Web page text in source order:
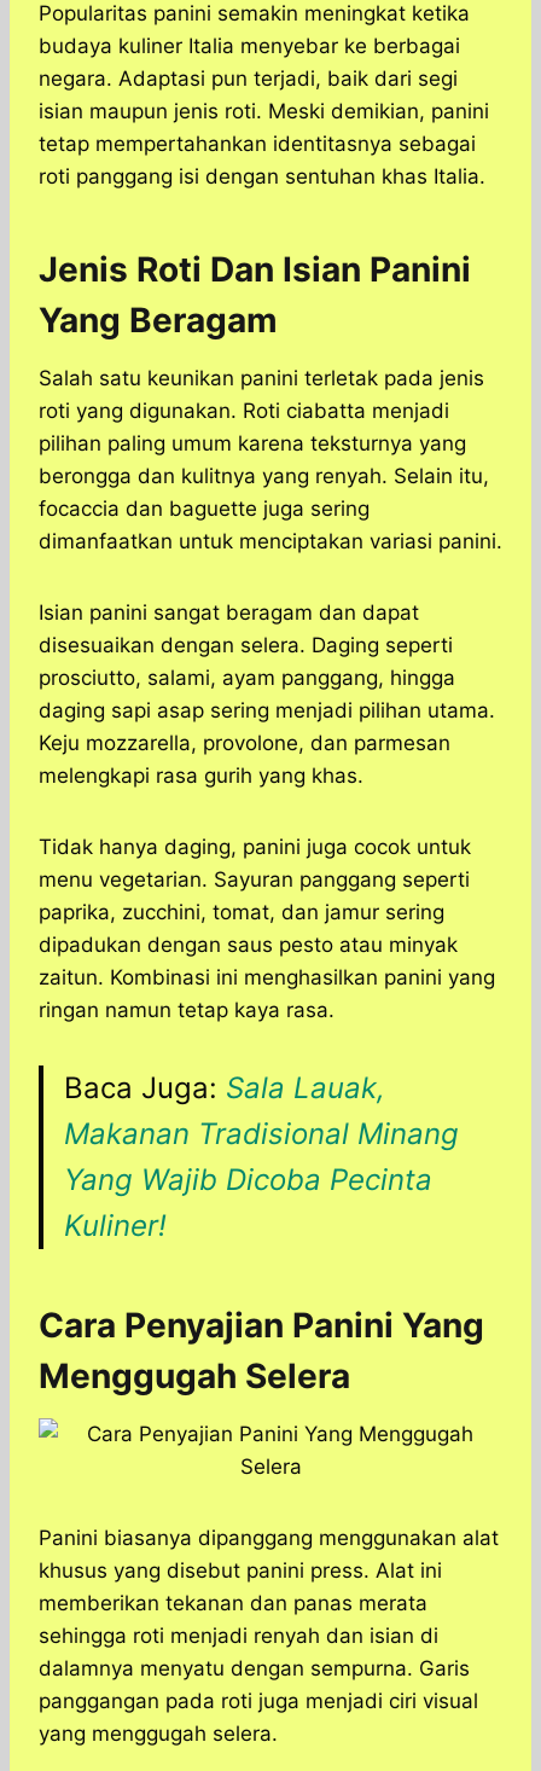
Popularitas panini semakin meningkat ketika
budaya kuliner Italia menyebar ke berbagai
negara. Adaptasi pun terjadi, baik dari segi
isian maupun jenis roti. Meski demikian, panini
tetap mempertahankan identitasnya sebagai
roti panggang isi dengan sentuhan khas Italia.
Jenis Roti Dan Isian Panini
Yang Beragam
Salah satu keunikan panini terletak pada jenis
roti yang digunakan. Roti ciabatta menjadi
pilihan paling umum karena teksturnya yang
berongga dan kulitnya yang renyah. Selain itu,
focaccia dan baguette juga sering
dimanfaatkan untuk menciptakan variasi panini.
Isian panini sangat beragam dan dapat
disesuaikan dengan selera. Daging seperti
prosciutto, salami, ayam panggang, hingga
daging sapi asap sering menjadi pilihan utama.
Keju mozzarella, provolone, dan parmesan
melengkapi rasa gurih yang khas.
Tidak hanya daging, panini juga cocok untuk
menu vegetarian. Sayuran panggang seperti
paprika, zucchini, tomat, dan jamur sering
dipadukan dengan saus pesto atau minyak
zaitun. Kombinasi ini menghasilkan panini yang
ringan namun tetap kaya rasa.
Baca Juga: Sala Lauak,
Makanan Tradisional Minang
Yang Wajib Dicoba Pecinta
Kuliner!
Cara Penyajian Panini Yang
Menggugah Selera
Panini biasanya dipanggang menggunakan alat
khusus yang disebut panini press. Alat ini
memberikan tekanan dan panas merata
sehingga roti menjadi renyah dan isian di
dalamnya menyatu dengan sempurna. Garis
panggangan pada roti juga menjadi ciri visual
yang menggugah selera.